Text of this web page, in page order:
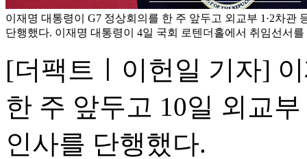
이재명 대통령이 G7 정상회의를 한 주 앞두고 외교부 1·2차관
단행했다. 이재명 대통령이 4일 국회 로텐더홀에서 취임선서
[더팩트ㅣ이헌일 기자]
한 주 앞두고 10일 외교
인사를 단행했다.